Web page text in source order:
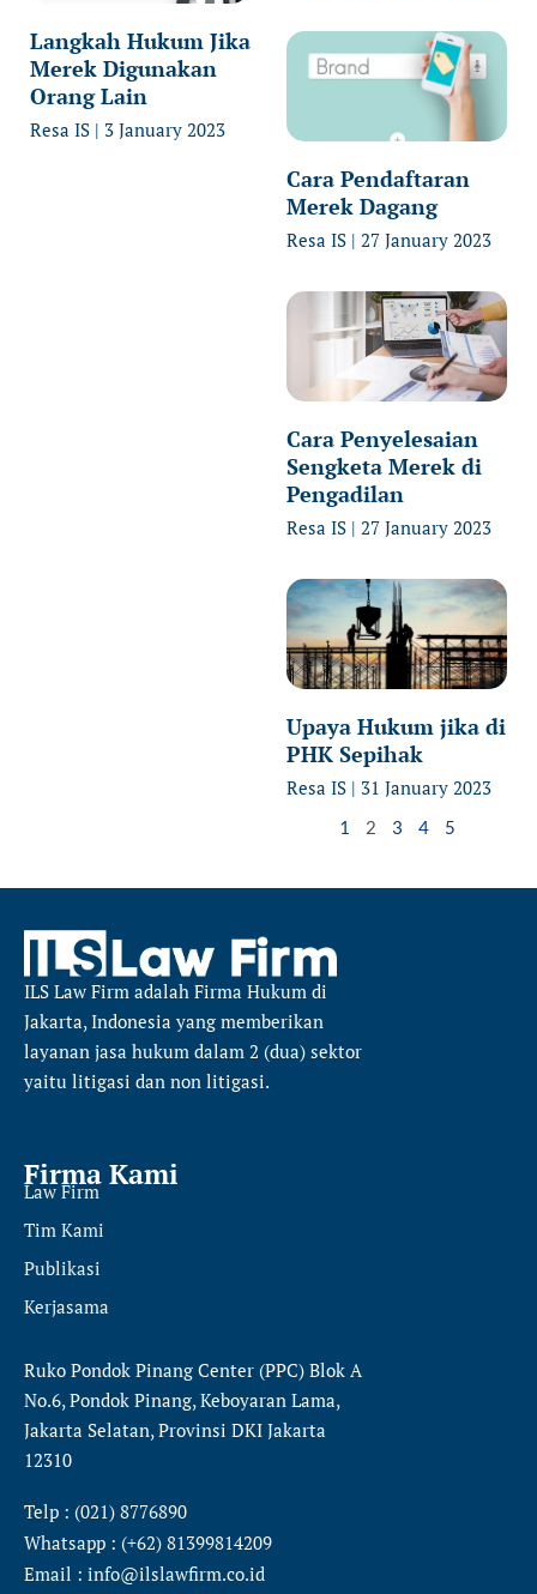
Langkah Hukum Jika
Merek Digunakan
Orang Lain
Resa IS 3 January 2023
Cara Pendaftaran
Merek Dagang
Resa IS 27 January 2023
Cara Penyelesaian
Sengketa Merek di
Pengadilan
Resa IS 27 January 2023
Upaya Hukum jika di
PHK Sepihak
Resa IS 31 January 2023
1 2 3 4 5
ILS Law Firm adalah Firma Hukum di
Jakarta, Indonesia yang memberikan
layanan jasa hukum dalam 2 (dua) sektor
yaitu litigasi dan non litigasi.
Firma Kami
Law Firm
Tim Kami
Publikasi
Kerjasama
Ruko Pondok Pinang Center (PPC) Blok A
No.6, Pondok Pinang, Keboyaran Lama,
Jakarta Selatan, Provinsi DKI Jakarta
12310
Telp : (021) 8776890
Whatsapp : (+62) 81399814209
Email : info@ilslawfirm.co.id